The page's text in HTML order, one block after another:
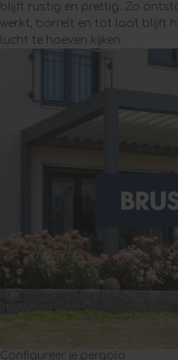
blijft rustig en prettig. Zo
werkt, borrelt en tot laat blijft
lucht te hoeven kijken.
Configureer je pergola